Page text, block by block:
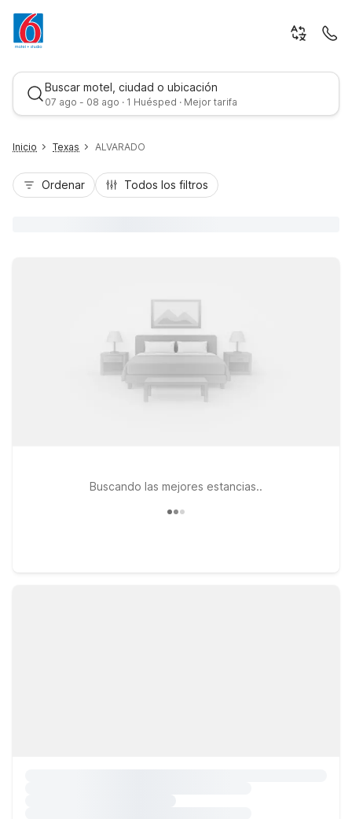
Buscar motel, ciudad o ubicación
07 ago - 08 ago · 1 Huésped · Mejor tarifa
Inicio Texas ALVARADO
Ordenar Todos los filtros
Buscando las mejores estancias..